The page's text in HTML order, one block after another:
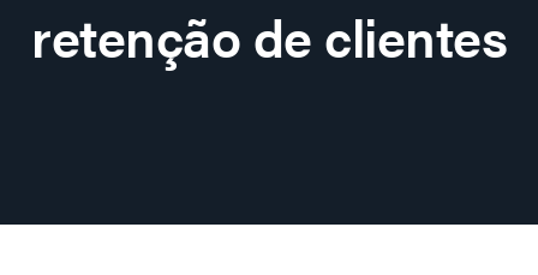
retenção de clientes